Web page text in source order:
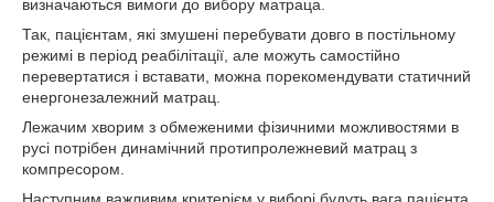
визначаються вимоги до вибору матраца.
Так, пацієнтам, які змушені перебувати довго в постільному
режимі в період реабілітації, але можуть самостійно
перевертатися і вставати, можна порекомендувати статичний
енергонезалежний матрац.
Лежачим хворим з обмеженими фізичними можливостями в
русі потрібен динамічний протипролежневий матрац з
компресором.